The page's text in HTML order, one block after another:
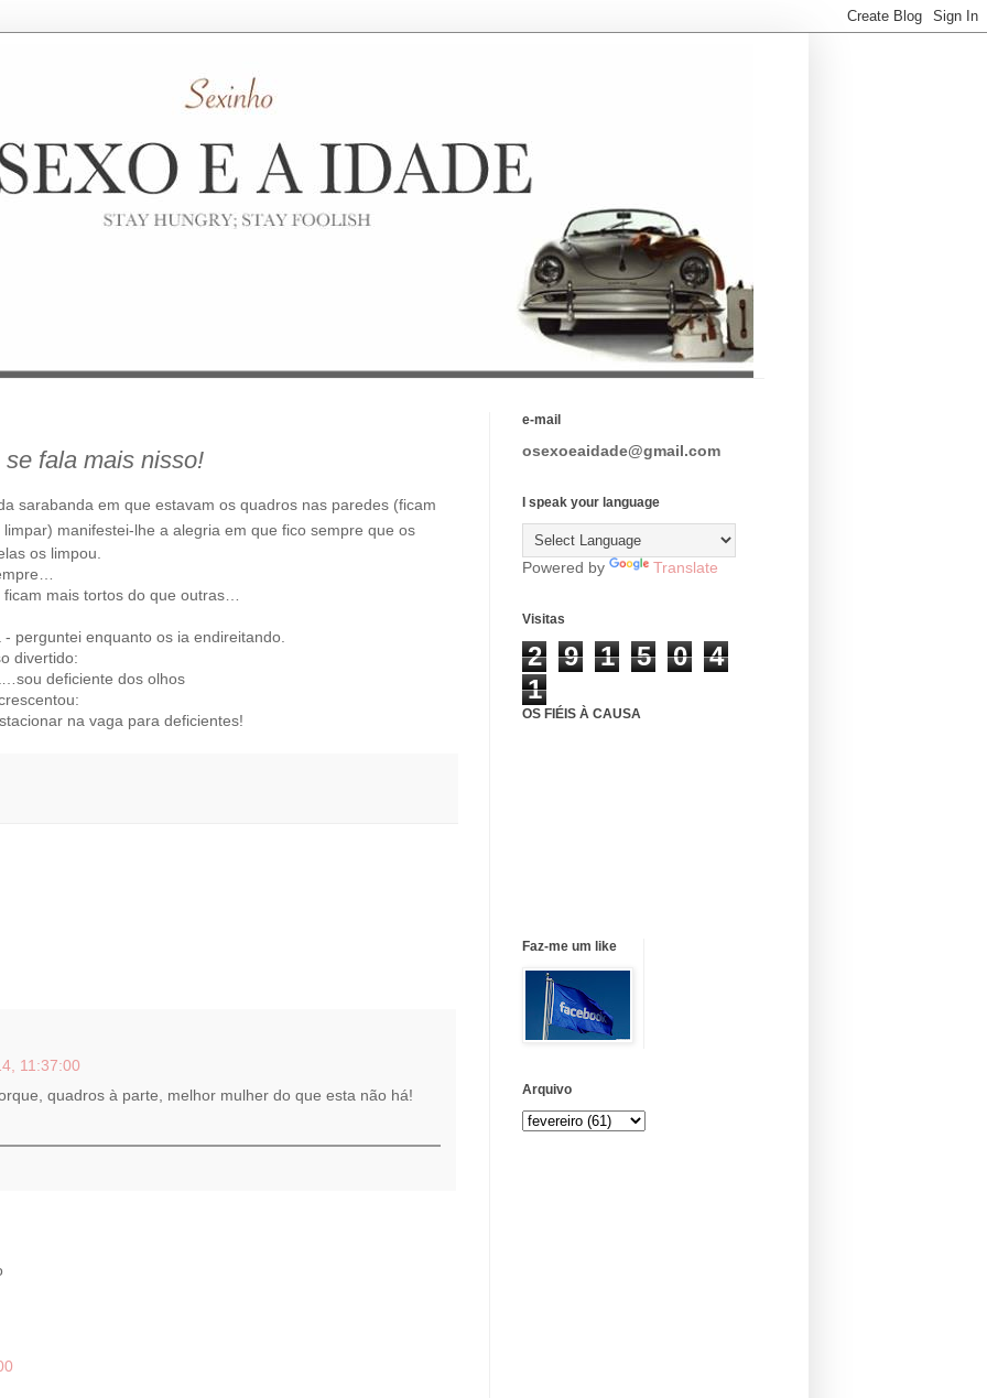
fala mais nisso!
sarabanda em que estavam os quadros nas paredes (ficam
manifestei-lhe a alegria em que fico sempre que os
os limpou.
mais tortos do que outras…
perguntei enquanto os ia endireitando.
divertido:
deficiente dos olhos
na vaga para deficientes!
11:37:00
quadros à parte, melhor mulher do que esta não há!
e-mail
osexoeaidade@gmail.com
I speak your language
Powered by Translate
Visitas
2 9 1 5 0
4
1
OS FIÉIS À CAUSA
Faz-me um like
Arquivo